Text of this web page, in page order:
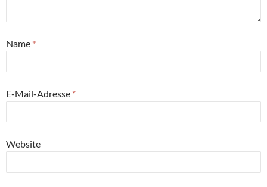
Name *
E-Mail-Adresse *
Website